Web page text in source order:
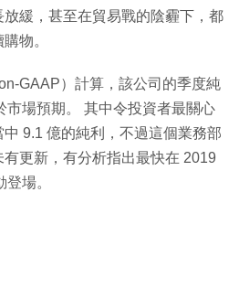
緩，甚至在貿易戰的陰霾下，都
物。
GAAP）計算，該公司的季度純
市場預期。 其中令投資者最關心
9.1 億的純利，不過這個業務部
更新，有分析指出最快在 2019
場。